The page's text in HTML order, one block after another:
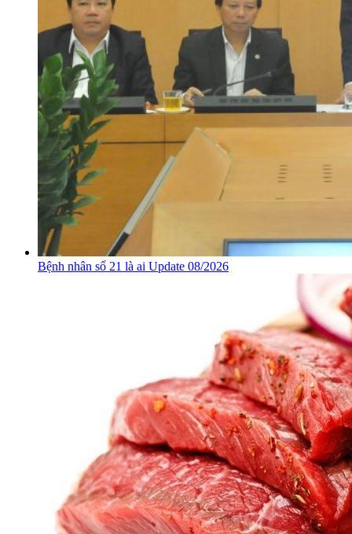
Bệnh nhân số 21 là ai Update 08/2026